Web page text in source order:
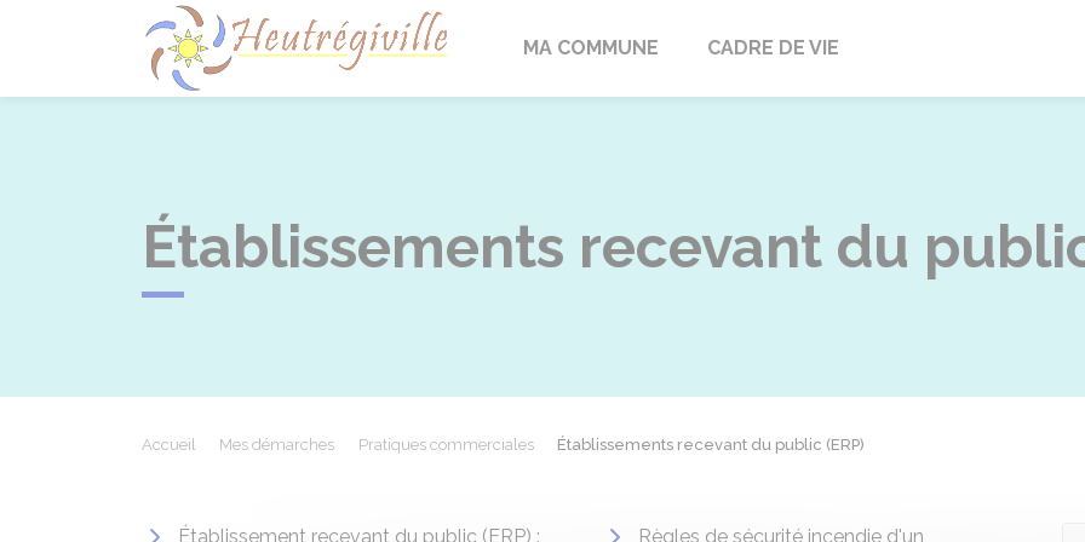
Heutrégiville
MA COMMUNE CADRE DE VIE
Établissements recevant du
Accueil Mes démarches Pratiques commerciales Établissements recevant du public (ERP)
Établissement recevant du public (ERP) :
Règles de sécurité incendie d'un